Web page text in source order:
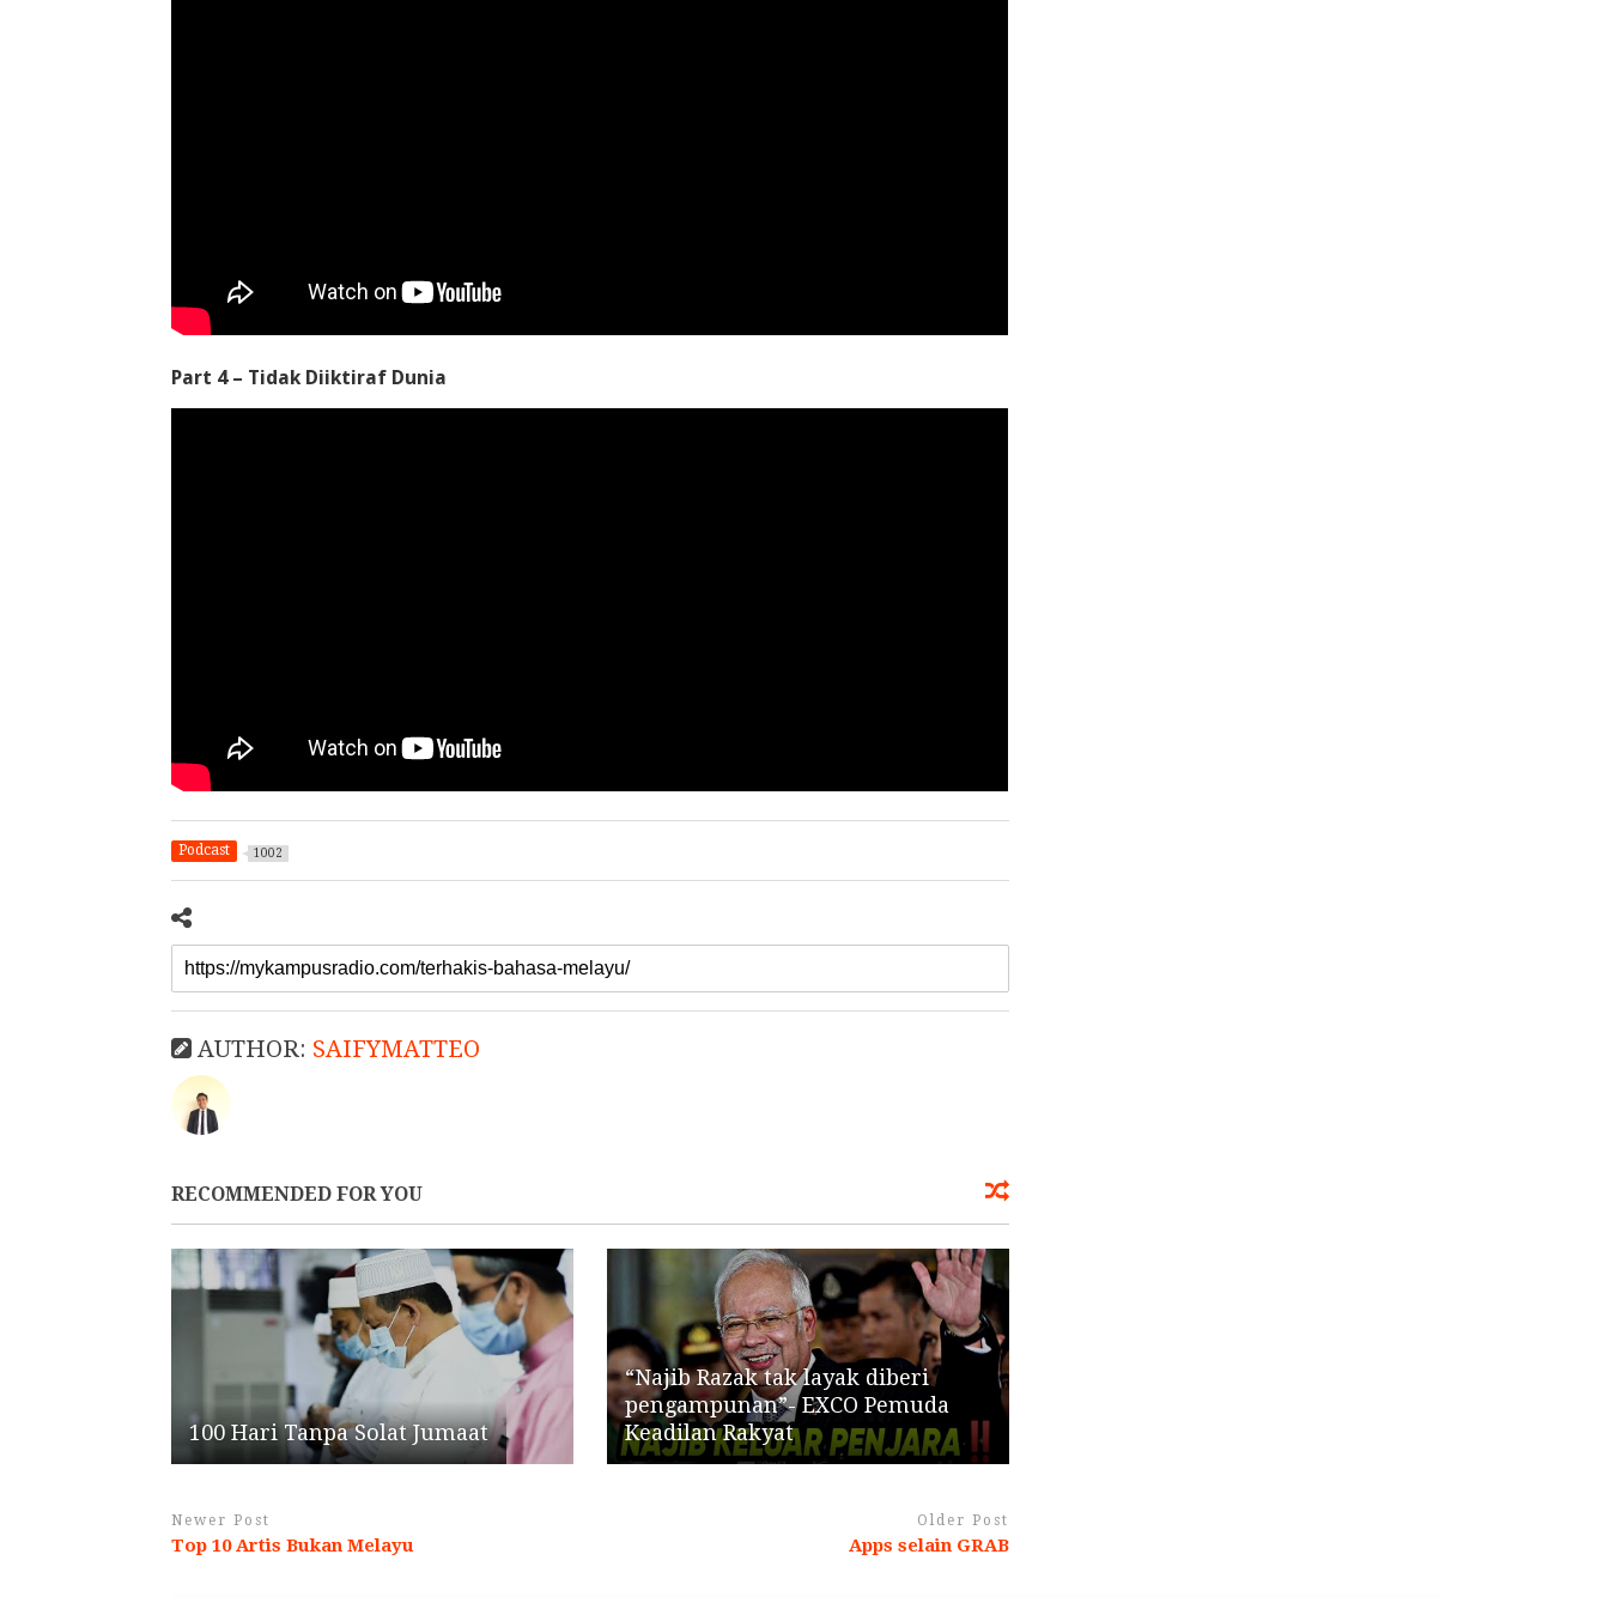
Part 4 – Tidak Diiktiraf Dunia
Podcast 1002
AUTHOR: SAIFYMATTEO
RECOMMENDED FOR YOU
100 Hari Tanpa Solat Jumaat
“Najib Razak tak layak diberi
pengampunan”- EXCO Pemuda
Keadilan Rakyat
Newer Post
Top 10 Artis Bukan Melayu
Older Post
Apps selain GRAB